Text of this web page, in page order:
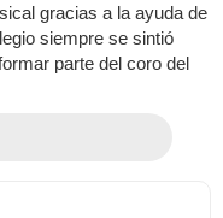
gracias a la ayuda de
siempre se sintió
parte del coro del